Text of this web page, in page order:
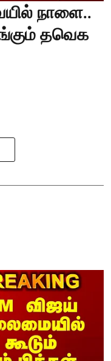
நாளை..
தவெக